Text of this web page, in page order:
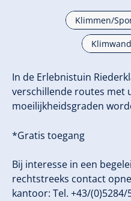
Klimmen/
In de Erlebnistuin
verschillende routes met
moeilijkheidsgraden
*Gratis toegang
Bij interesse in een
rechtstreeks contact
kantoor: Tel. +43/(0)5284/